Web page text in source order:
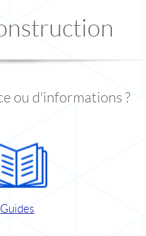
ou d'informations ?
Guides